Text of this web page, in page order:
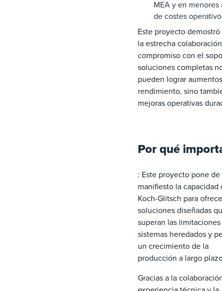
MEA y en menores
de costes
Este proyecto
la estrecha
compromiso con el
soluciones completas
pueden lograr
rendimiento, sino
mejoras operativas
Por qué
: Este proyecto pone de
manifiesto la capacidad
Koch-Glitsch para
soluciones diseñadas
superan las
sistemas heredados y
un crecimiento de la
producción a largo
Gracias a la